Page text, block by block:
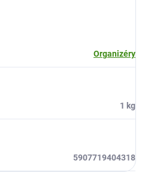
Organizéry
1 kg
5907719404318